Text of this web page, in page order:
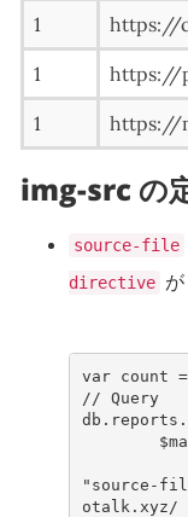
1 https://
1 https://
1 https://
img-src の
source-file
directive が
var count =
// Query
db . reports .
"source-
otalk.xyz/